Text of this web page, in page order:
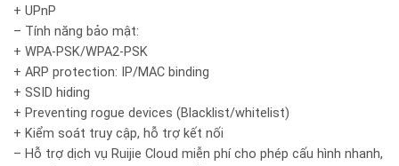
+ UPnP
– Tính năng bảo mật:
+ WPA-PSK/WPA2-PSK
+ ARP protection: IP/MAC binding
+ SSID hiding
+ Preventing rogue devices (Blacklist/whitelist)
+ Kiểm soát truy cập, hỗ trợ kết nối
– Hỗ trợ dịch vụ Ruijie Cloud miễn phí cho phép cấu hình nhanh,